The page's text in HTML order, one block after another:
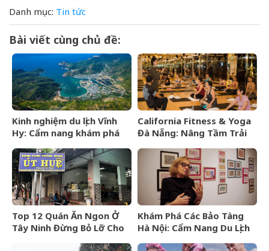
Danh mục: Tin tức
Bài viết cùng chủ đề:
Kinh nghiệm du lịch Vĩnh
Hy: Cẩm nang khám phá
Ninh Thuận
California Fitness & Yoga
Đà Nẵng: Nâng Tầm Trải
Top 12 Quán Ăn Ngon Ở
Tây Ninh Đừng Bỏ Lỡ Cho
Khám Phá Các Bảo Tàng
Hà Nội: Cẩm Nang Du Lịch